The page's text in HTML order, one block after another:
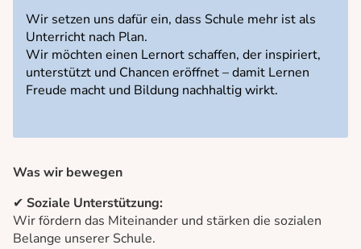
Anmeldung
Kontakt und Anfahrt
Wir setzen uns dafür ein, dass Schule mehr ist als
Unterricht nach Plan.
Wir möchten einen Lernort schaffen, der inspiriert,
unterstützt und Chancen eröffnet – damit Lernen
Freude macht und Bildung nachhaltig wirkt.
Was wir bewegen
✔ Soziale Unterstützung:
Wir fördern das Miteinander und stärken die sozialen
Belange unserer Schule.